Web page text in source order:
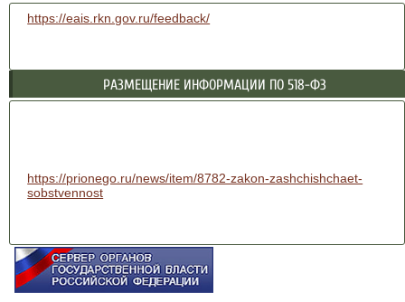
https://eais.rkn.gov.ru/feedback/
РАЗМЕЩЕНИЕ ИНФОРМАЦИИ ПО 518-ФЗ
https://prionego.ru/news/item/8782-zakon-zashchishchaet-
sobstvennost